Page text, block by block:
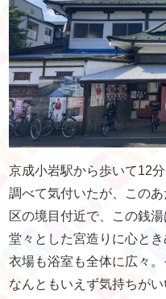
京成小岩駅から歩いて12
調べて気付いたが、この
区の境目付近で、この銭
堂々とした宮造りに心と
衣場も浴室も全体に広々
なんともいえず気持ちが